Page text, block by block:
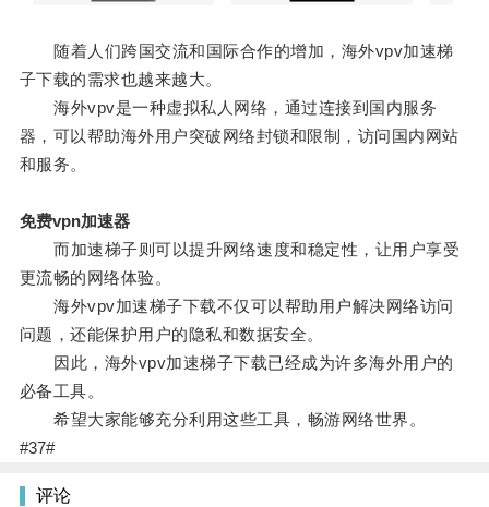
随着人们跨国交流和国际合作的增加，海外vpv加速梯
子下载的需求也越来越大。
海外vpv是一种虚拟私人网络，通过连接到国内服务
器，可以帮助海外用户突破网络封锁和限制，访问国内网站
和服务。
免费vpn加速器
而加速梯子则可以提升网络速度和稳定性，让用户享受
更流畅的网络体验。
海外vpv加速梯子下载不仅可以帮助用户解决网络访问
问题，还能保护用户的隐私和数据安全。
因此，海外vpv加速梯子下载已经成为许多海外用户的
必备工具。
希望大家能够充分利用这些工具，畅游网络世界。
#37#
评论